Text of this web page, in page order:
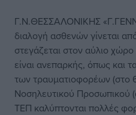
Γ.Ν.ΘΕΣΣΑΛΟΝΙΚΗΣ
διαλογή ασθενών γίνεται
στεγάζεται στον αύλιο
είναι ανεπαρκής, όπως και
των τραυματιοφορέων (στο
Νοσηλευτικού Προσωπικού
ΤΕΠ καλύπτονται πολλές